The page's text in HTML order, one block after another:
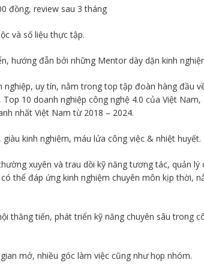
đồng, review sau 3 tháng
và số liệu thực tập.
hướng đẫn bởi những Mentor dày dặn kinh
uy tín, nằm trong top tập đoàn hàng đầu
10 doanh nghiệp công nghệ 4.0 của Việt Nam,
nhất Việt Nam từ 2018 – 2024.
kinh nghiệm, máu lửa công việc & nhiệt huyết.
xuyên và trau dồi kỹ năng tương tác, quản lý
thể đáp ứng kinh nghiệm chuyên môn kịp thời,
thăng tiến, phát triển kỹ năng chuyên sâu trong
mở, nhiều góc làm việc cũng như họp nhóm.